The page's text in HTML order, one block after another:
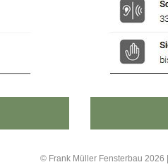
© Frank Müller Fensterbau 2026 |